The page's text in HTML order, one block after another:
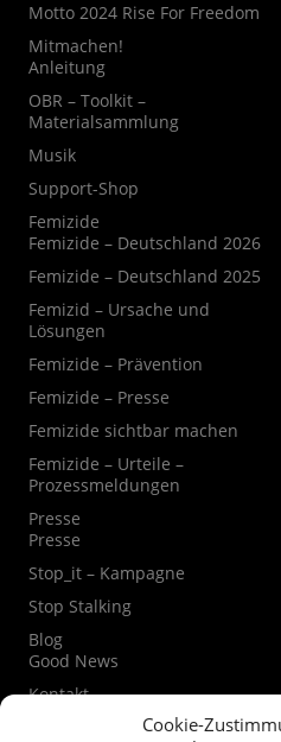
Cookie-
Motto 2024 Rise For Freedom
Mitmachen!
Anleitung
OBR – Toolkit –
Materialsammlung
Musik
Support-Shop
Femizide
Femizide – Deutschland 2026
Femizide – Deutschland 2025
Femizid – Ursache und
Lösungen
Femizide – Prävention
Femizide – Presse
Femizide sichtbar machen
Femizide – Urteile –
Prozessmeldungen
Presse
Presse
Stop_it – Kampagne
Stop Stalking
Blog
Good News
Kontakt
Kontaktformular